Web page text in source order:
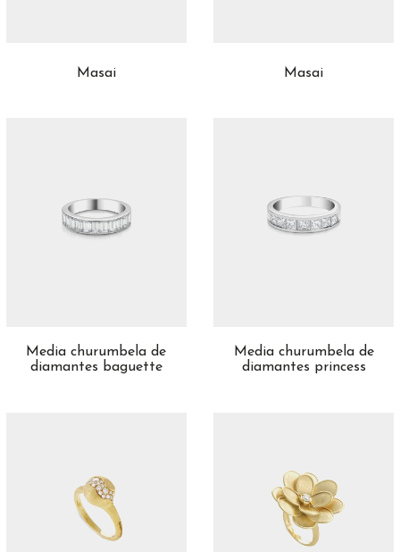
Masai Masai
Media churumbela de
diamantes baguette
Media churumbela de
diamantes princess